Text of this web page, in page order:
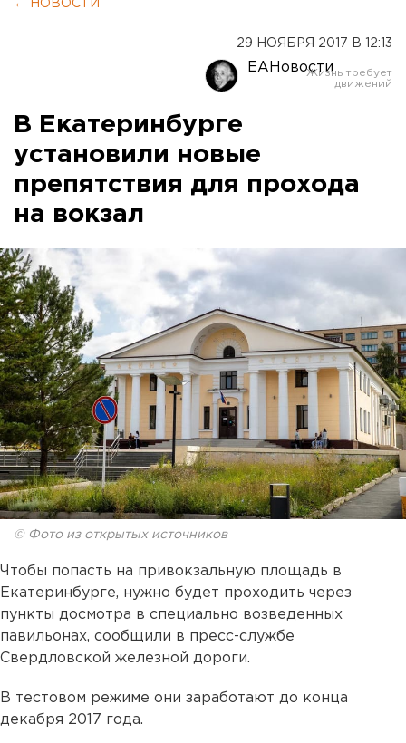
← НОВОСТИ
29 НОЯБРЯ 2017 В 12:13
ЕАНовости
В Екатеринбурге
установили новые
препятствия для прохода
на вокзал
© Фото из открытых источников
Чтобы попасть на привокзальную площадь в
Екатеринбурге, нужно будет проходить через
пункты досмотра в специально возведенных
павильонах, сообщили в пресс-службе
Свердловской железной дороги.
В тестовом режиме они заработают до конца
декабря 2017 года.